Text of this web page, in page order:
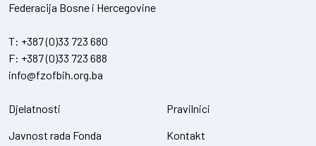
Federacija Bosne i Hercegovine
T: +387 (0)33 723 680
F: +387 (0)33 723 688
info@fzofbih.org.ba
Djelatnosti
Javnost rada Fonda
Pravilnici
Kontakt